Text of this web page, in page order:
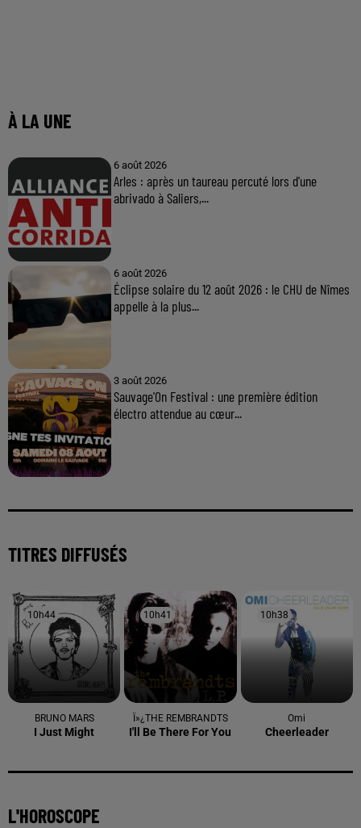
À LA UNE
6 août 2026
Arles : après un taureau percuté lors d'une
abrivado à Saliers,...
6 août 2026
Éclipse solaire du 12 août 2026 : le CHU de Nîmes
appelle à la plus...
3 août 2026
Sauvage'On Festival : une première édition
électro attendue au cœur...
TITRES DIFFUSÉS
10h44
10h44
BRUNO MARS
I Just Might
10h41
10h41
Ï»¿THE REMBRANDTS
I'll Be There For You
10h38
10h38
Omi
Cheerleader
L'HOROSCOPE